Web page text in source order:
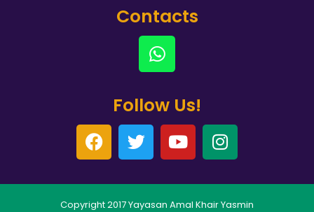
Contacts
Follow Us!
Copyright 2017 Yayasan Amal Khair Yasmin